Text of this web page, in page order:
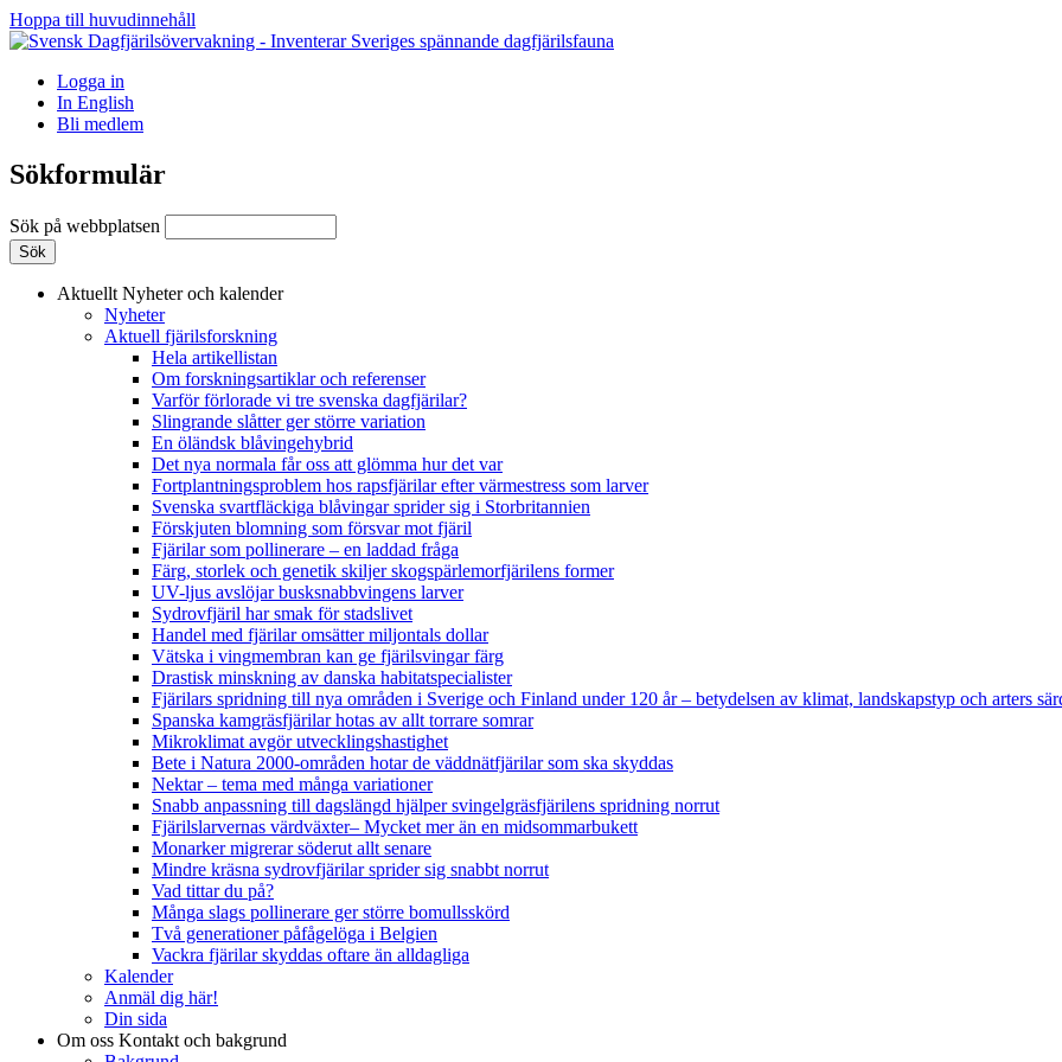
Hoppa till huvudinnehåll
Logga in
In English
Bli medlem
Sökformulär
Sök på webbplatsen
Aktuellt Nyheter och kalender
Nyheter
Aktuell fjärilsforskning
Hela artikellistan
Om forskningsartiklar och referenser
Varför förlorade vi tre svenska dagfjärilar?
Slingrande slåtter ger större variation
En öländsk blåvingehybrid
Det nya normala får oss att glömma hur det var
Fortplantningsproblem hos rapsfjärilar efter värmestress som larver
Svenska svartfläckiga blåvingar sprider sig i Storbritannien
Förskjuten blomning som försvar mot fjäril
Fjärilar som pollinerare – en laddad fråga
Färg, storlek och genetik skiljer skogspärlemorfjärilens former
UV-ljus avslöjar busksnabbvingens larver
Sydrovfjäril har smak för stadslivet
Handel med fjärilar omsätter miljontals dollar
Vätska i vingmembran kan ge fjärilsvingar färg
Drastisk minskning av danska habitatspecialister
Fjärilars spridning till nya områden i Sverige och Finland under 120 år– betydelsen av klimat, landskapstyp och arters
Spanska kamgräsfjärilar hotas av allt torrare somrar
Mikroklimat avgör utvecklingshastighet
Bete i Natura 2000-områden hotar de väddnätfjärilar som ska skyddas
Nektar – tema med många variationer
Snabb anpassning till dagslängd hjälper svingelgräsfjärilens spridning norrut
Fjärilslarvernas värdväxter– Mycket mer än en midsommarbukett
Monarker migrerar söderut allt senare
Mindre kräsna sydrovfjärilar sprider sig snabbt norrut
Vad tittar du på?
Många slags pollinerare ger större bomullsskörd
Två generationer påfågelöga i Belgien
Vackra fjärilar skyddas oftare än alldagliga
Kalender
Anmäl dig här!
Din sida
Om oss Kontakt och bakgrund